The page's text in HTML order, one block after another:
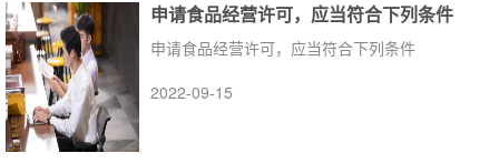
申请食品经营许可，应当符合下列条件
申请食品经营许可，应当符合下列条件
2022-09-15